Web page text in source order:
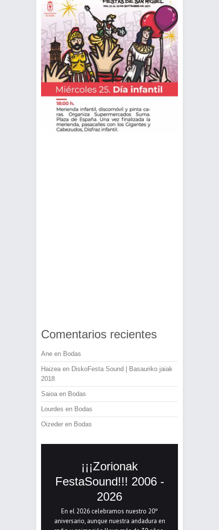
Comentarios recientes
Ane en Bodas
Haizea en DiskoFesta Sound | Basauriko jaiak
2018
Saioa en Bodas
Lourdes en Bodas
Oizeder en Bodas
¡¡¡Zorionak
FestaSound!!! 2006 -
2026
En el 2026 celebramos nuestro 20º
aniversario, aunque nuestra andadura en